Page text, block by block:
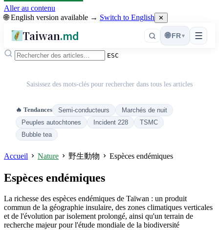
Aller au contenu
🌐 English version available → Switch to English ✕
Taiwan.md ☰
🌐 FR ▾
ESC
Saisissez des mots-clés pour rechercher dans tous les articles
🔥 Tendances Semi-conducteurs
Marchés de nuit
Peuples autochtones
Incident 228
TSMC
Bubble tea
Accueil Nature 野生動物 Espèces endémiques
Espèces endémiques
La richesse des espèces endémiques de Taïwan : un produit
commun de la géographie insulaire, des zones climatiques verticales
et de l'évolution par isolement prolongé, ainsi qu'un terrain de
recherche majeur pour l'étude mondiale de la biodiversité